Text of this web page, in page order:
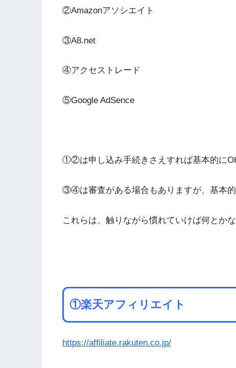
②Amazonアソシエイト
③A8.net
④アクセストレード
⑤Google AdSence
①②は申し込み手続きさえすれば基本的に
③④は審査がある場合もありますが、基本的
これらは、触りながら慣れていけば何とか
①楽天アフィリエイト
https://affiliate.rakuten.co.jp/